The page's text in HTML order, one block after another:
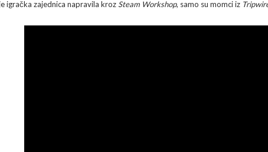
igračka zajednica napravila kroz Steam Workshop, samo su momci iz